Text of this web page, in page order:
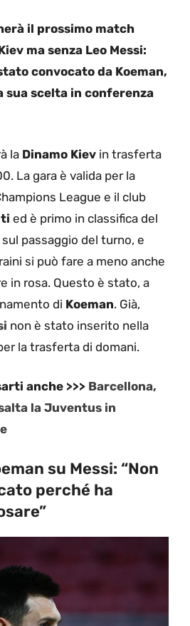
il prossimo match
ma senza Leo Messi:
convocato da Koeman,
sua scelta in conferenza
la Dinamo Kiev in trasferta
La gara è valida per la
League e il club
ed è primo in classifica del
passaggio del turno, e
si può fare a meno anche
in rosa. Questo è stato, a
di Koeman. Già,
non è stato inserito nella
la trasferta di domani.
anche >>> Barcellona,
la Juventus in
su Messi: “Non
perché ha